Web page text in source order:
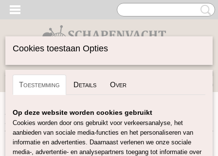
Inloggen Registreren
(0)
Home>Garen>Merken>Pro Lana>Baby Merino Soft
Baby Merino Soft - Roze
Cookies toestaan Opties
Toestemming Details Over
Op deze website worden cookies gebruikt
Cookies worden door ons gebruikt voor verkeersanalyse, het
aanbieden van sociale media-functies en het personaliseren van
informatie en advertenties. Daarnaast verlenen we onze sociale
media-, advertentie- en analysepartners toegang tot informatie over